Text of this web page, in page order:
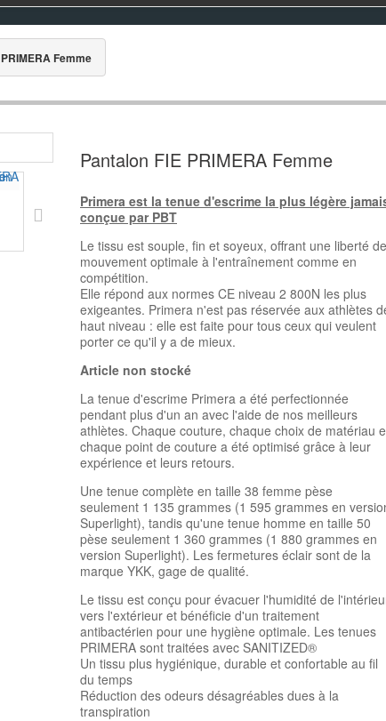
Femme
Pantalon FIE PRIMERA Femme
Primera est la tenue d'escrime la plus légère
conçue par PBT
Le tissu est souple, fin et soyeux, offrant une liberté de
mouvement optimale à l'entraînement comme en
compétition.
Elle répond aux normes CE niveau 2 800N les plus
exigeantes. Primera n'est pas réservée aux athlètes
haut niveau : elle est faite pour tous ceux qui veulent
porter ce qu'il y a de mieux.
Article non stocké
La tenue d'escrime Primera a été perfectionnée
pendant plus d'un an avec l'aide de nos meilleurs
athlètes. Chaque couture, chaque choix de matériau
chaque point de couture a été optimisé grâce à leur
expérience et leurs retours.
Une tenue complète en taille 38 femme pèse
seulement 1 135 grammes (1 595 grammes en
Superlight), tandis qu'une tenue homme en taille 50
pèse seulement 1 360 grammes (1 880 grammes en
version Superlight). Les fermetures éclair sont de la
marque YKK, gage de qualité.
Le tissu est conçu pour évacuer l'humidité de
vers l'extérieur et bénéficie d'un traitement
antibactérien pour une hygiène optimale. Les tenues
PRIMERA sont traitées avec SANITIZED®
Un tissu plus hygiénique, durable et confortable au fil
du temps
Réduction des odeurs désagréables dues à la
transpiration